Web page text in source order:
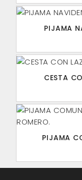
PIJAMA
CESTA
PIJAMA